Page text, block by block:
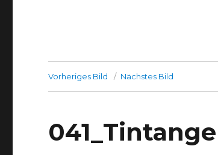
Vorheriges Bild Nächstes Bild